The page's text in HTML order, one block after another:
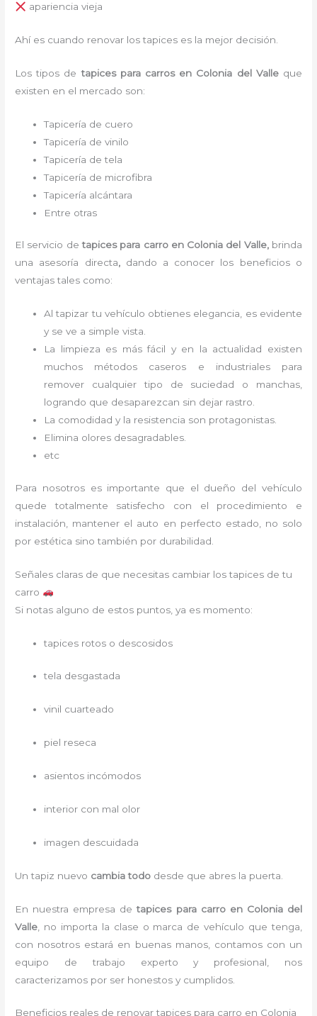
apariencia vieja
Ahí es cuando renovar los tapices es la mejor decisión.
Los tipos detapices para carrosen Colonia del Valleque
existen en el mercado son:
Tapicería de cuero
Tapicería de vinilo
Tapicería de tela
Tapicería de microfibra
Tapicería alcántara
Entre otras
El servicio detapices para carroen Colonia del Valle, brinda
una asesoría directa, dando a conocer los beneficios o
ventajas tales como:
Al tapizar tu vehículo obtienes elegancia, es evidente
y se ve a simple vista.
La limpieza es más fácil y en la actualidad existen
muchos métodos caseros e industriales para
remover cualquier tipo de suciedad o manchas,
logrando que desaparezcan sin dejar rastro.
La comodidad y la resistencia son protagonistas.
Elimina olores desagradables.
etc
Para nosotros es importante que el dueño del vehículo
quede totalmente satisfecho con el procedimiento e
instalación, mantener el auto en perfecto estado, no solo
por estética sino también por durabilidad.
Señales claras de que necesitas cambiar los tapices de tu
carro
Si notas alguno de estos puntos, ya es momento:
tapices rotos o descosidos
tela desgastada
vinil cuarteado
piel reseca
asientos incómodos
interior con mal olor
imagen descuidada
Un tapiz nuevo cambia todo desde que abres la puerta.
En nuestra empresa detapices para carroen Colonia del
Valle , no importa la clase o marca de vehículo que tenga,
con nosotros estará en buenas manos, contamos con un
equipo de trabajo experto y profesional, nos
caracterizamos por ser honestos y cumplidos.
Beneficios reales de renovar tapices para carro en Colonia